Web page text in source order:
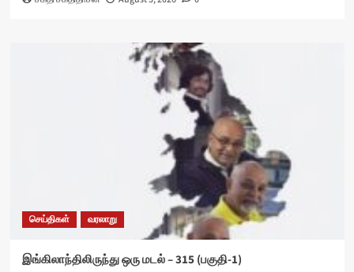
செய்திகள் வரலாறு
இங்கிலாந்திலிருந்து ஒரு மடல் – 315 (பகுதி-1)